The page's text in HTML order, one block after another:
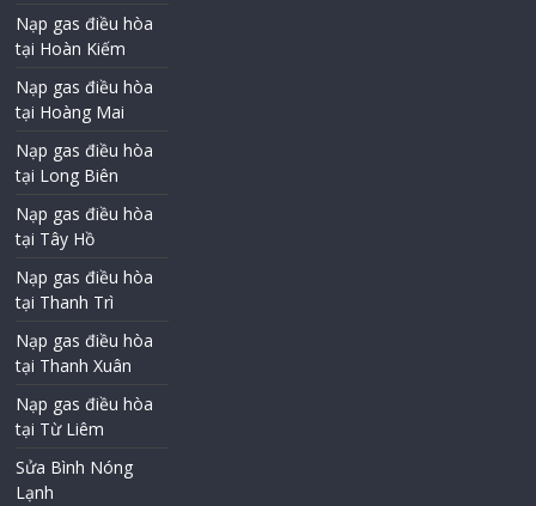
Nạp gas điều hòa
tại Hoàn Kiếm
Nạp gas điều hòa
tại Hoàng Mai
Nạp gas điều hòa
tại Long Biên
Nạp gas điều hòa
tại Tây Hồ
Nạp gas điều hòa
tại Thanh Trì
Nạp gas điều hòa
tại Thanh Xuân
Nạp gas điều hòa
tại Từ Liêm
Sửa Bình Nóng
Lạnh